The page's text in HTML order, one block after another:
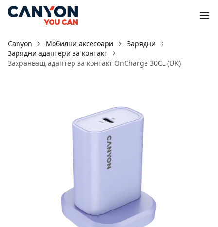
Canyon Мобилни аксесоари
Зарядни
Зарядни адаптери за контакт
Захранващ адаптер за контакт OnCharge 30CL (UK)